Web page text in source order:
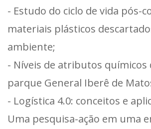
- Estudo do ciclo de vida pós-
materiais plásticos
ambiente;
- Níveis de atributos químicos
parque General Iberê de
- Logística 4.0: conceitos e
Uma pesquisa-ação em uma